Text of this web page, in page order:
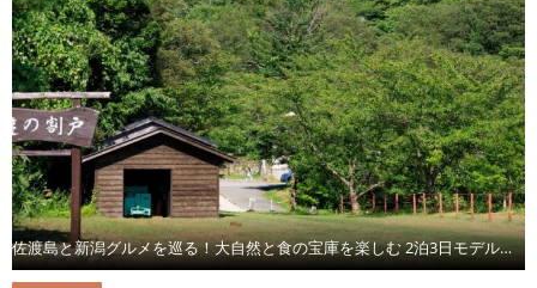
佐渡島と新潟グルメを巡る！大自然と食の宝庫を楽しむ 2泊3日モデルコース